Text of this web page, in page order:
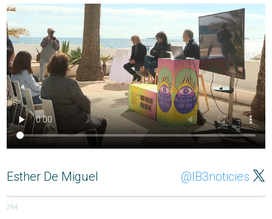
Esther De Miguel @IB3noticies
264